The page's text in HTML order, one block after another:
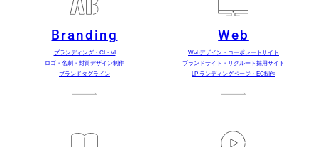
Branding
ブランディング・CI・VI
ロゴ・名刺・封筒デザイン制作
ブランドタグライン
Web
Webデザイン・コーポレートサイト
ブランドサイト・リクルート採用サイト
LP ランディングページ・EC制作